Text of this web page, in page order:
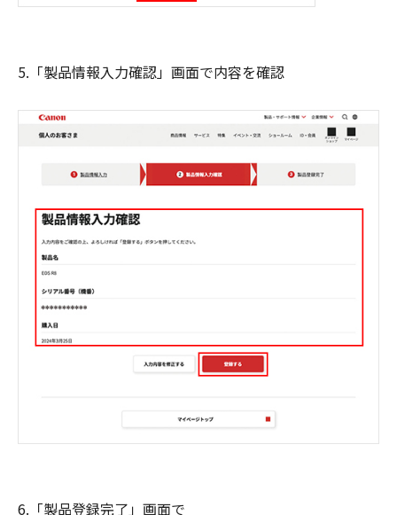
5.「製品情報入力確認」画面で内容を確認
6.「製品登録完了」画面で